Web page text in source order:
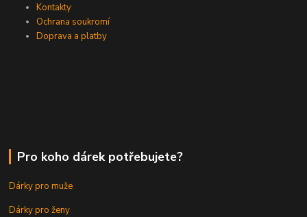
Kontakty
Ochrana soukromí
Doprava a platby
Pro koho dárek potřebujete?
Dárky pro muže
Dárky pro ženy